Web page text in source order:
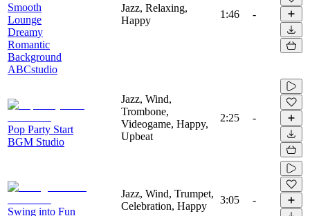
Smooth
Lounge
Dreamy
Romantic
Background
ABCstudio
Jazz, Relaxing,
Happy
1:46 -
Pop Party Start
BGM Studio
Jazz, Wind,
Trombone,
Videogame, Happy,
Upbeat
2:25 -
Swing into Fun
Jazz, Wind, Trumpet,
Celebration, Happy
3:05 -